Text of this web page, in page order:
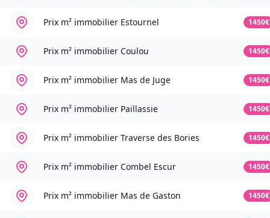
Prix m² immobilier Estournel 1450€
Prix m² immobilier Coulou 1450€
Prix m² immobilier Mas de Juge 1450€
Prix m² immobilier Paillassie 1450€
Prix m² immobilier Traverse des Bories 1450€
Prix m² immobilier Combel Escur 1450€
Prix m² immobilier Mas de Gaston 1450€